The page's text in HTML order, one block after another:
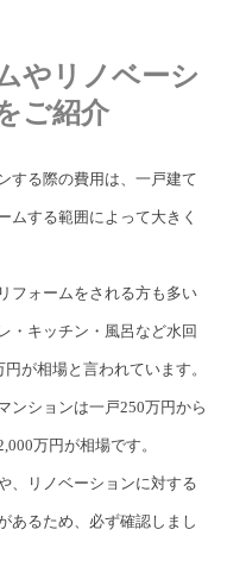
やリノベーシ
ご紹介
する際の費用は、一戸建て
ムする範囲によって大きく
フォームをされる方も多い
・キッチン・風呂など水回
が相場と言われています。
ンションは一戸250万円から
万円が相場です。
、リノベーションに対する
あるため、必ず確認しまし